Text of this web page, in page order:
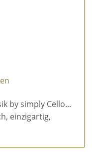
by simply Cello...
einzigartig,